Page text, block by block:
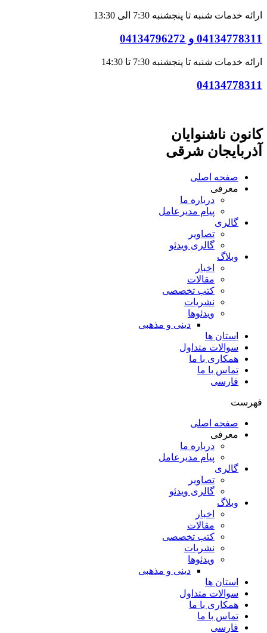
ارائه خدمات شنبه تا پنجشنبه 7:30 الی 13:30
04134778311 و 04134796272
ارائه خدمات شنبه تا پنجشنبه 7:30 تا 14:30
04134778311
کانون ناشنوایان
آذربایجان شرقی
صفحه اصلی
معرفی
درباره ما
پیام مدیرعامل
گالری
تصاویر
گالری ویدئو
وبلاگ
اخبار
مقالات
کتب تخصصی
نشریات
ویدئوها
دینی و مذهبی
استان ها
سوالات متداول
همکاری با ما
تماس با ما
فارسی
فهرست
صفحه اصلی
معرفی
درباره ما
پیام مدیرعامل
گالری
تصاویر
گالری ویدئو
وبلاگ
اخبار
مقالات
کتب تخصصی
نشریات
ویدئوها
دینی و مذهبی
استان ها
سوالات متداول
همکاری با ما
تماس با ما
فارسی